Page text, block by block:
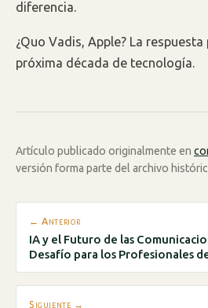
diferencia.
¿Quo Vadis, Apple? La
próxima década de tecnología.
Artículo publicado originalmente en
versión forma parte del archivo
← Anterior
IA y el Futuro de las
Desafío para los Profesionales
Siguiente →